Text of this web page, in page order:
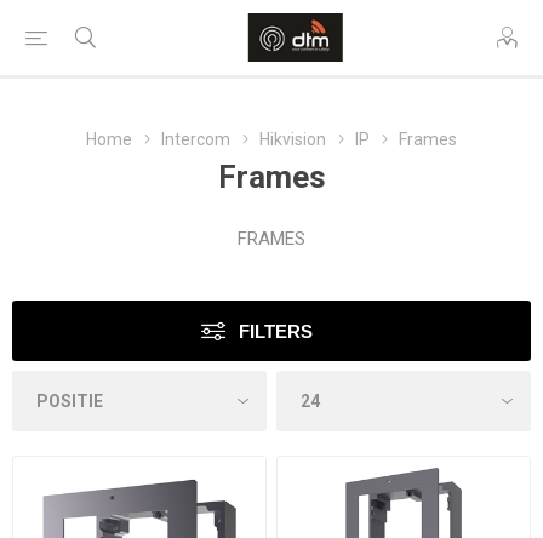
Home Intercom Hikvision IP Frames
Frames
FRAMES
FILTERS